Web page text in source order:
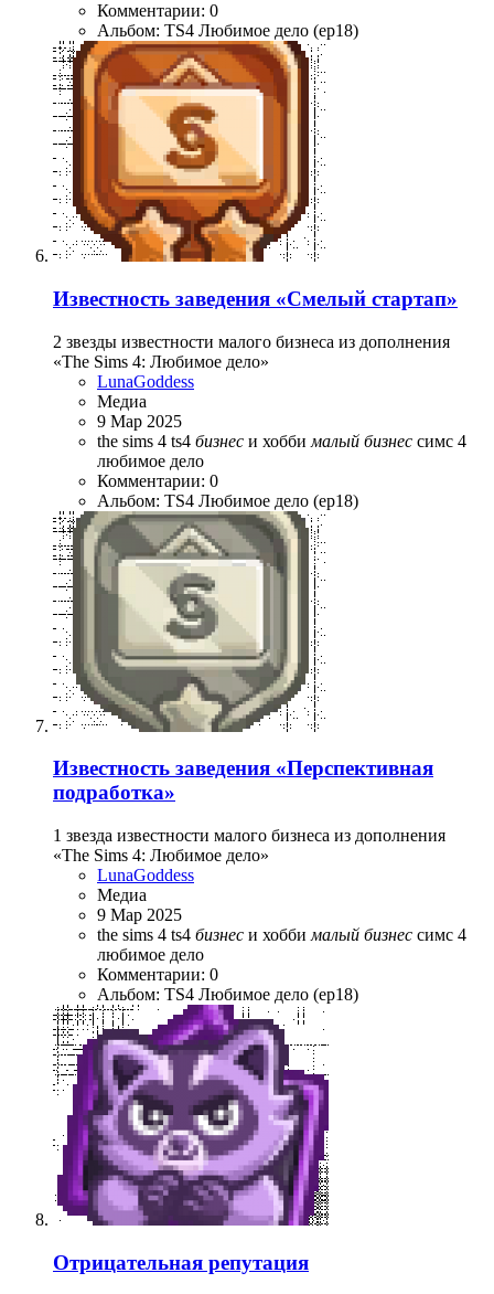
Комментарии: 0
Альбом: TS4 Любимое дело (ep18)
Известность заведения «Смелый стартап»
2 звезды известности малого бизнеса из дополнения
«The Sims 4: Любимое дело»
LunaGoddess
Медиа
9 Мар 2025
the sims 4 ts4 бизнес и хобби малый бизнес симс 4
любимое дело
Комментарии: 0
Альбом: TS4 Любимое дело (ep18)
Известность заведения «Перспективная
подработка»
1 звезда известности малого бизнеса из дополнения
«The Sims 4: Любимое дело»
LunaGoddess
Медиа
9 Мар 2025
the sims 4 ts4 бизнес и хобби малый бизнес симс 4
любимое дело
Комментарии: 0
Альбом: TS4 Любимое дело (ep18)
Отрицательная репутация